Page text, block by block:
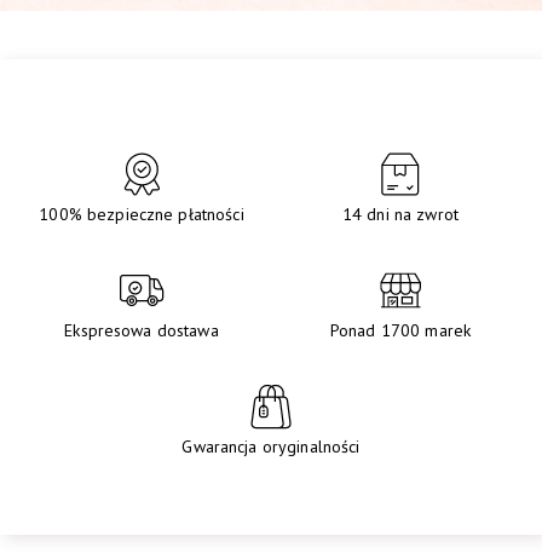
100% bezpieczne płatności 14 dni na zwrot
Ekspresowa dostawa Ponad 1700 marek
Gwarancja oryginalności